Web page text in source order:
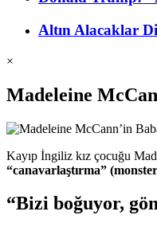
Altın Alacaklar
×
Madeleine
Kayıp İngiliz kız çocuğu
“canavarlaştırma”
“Bizi boğuyor,